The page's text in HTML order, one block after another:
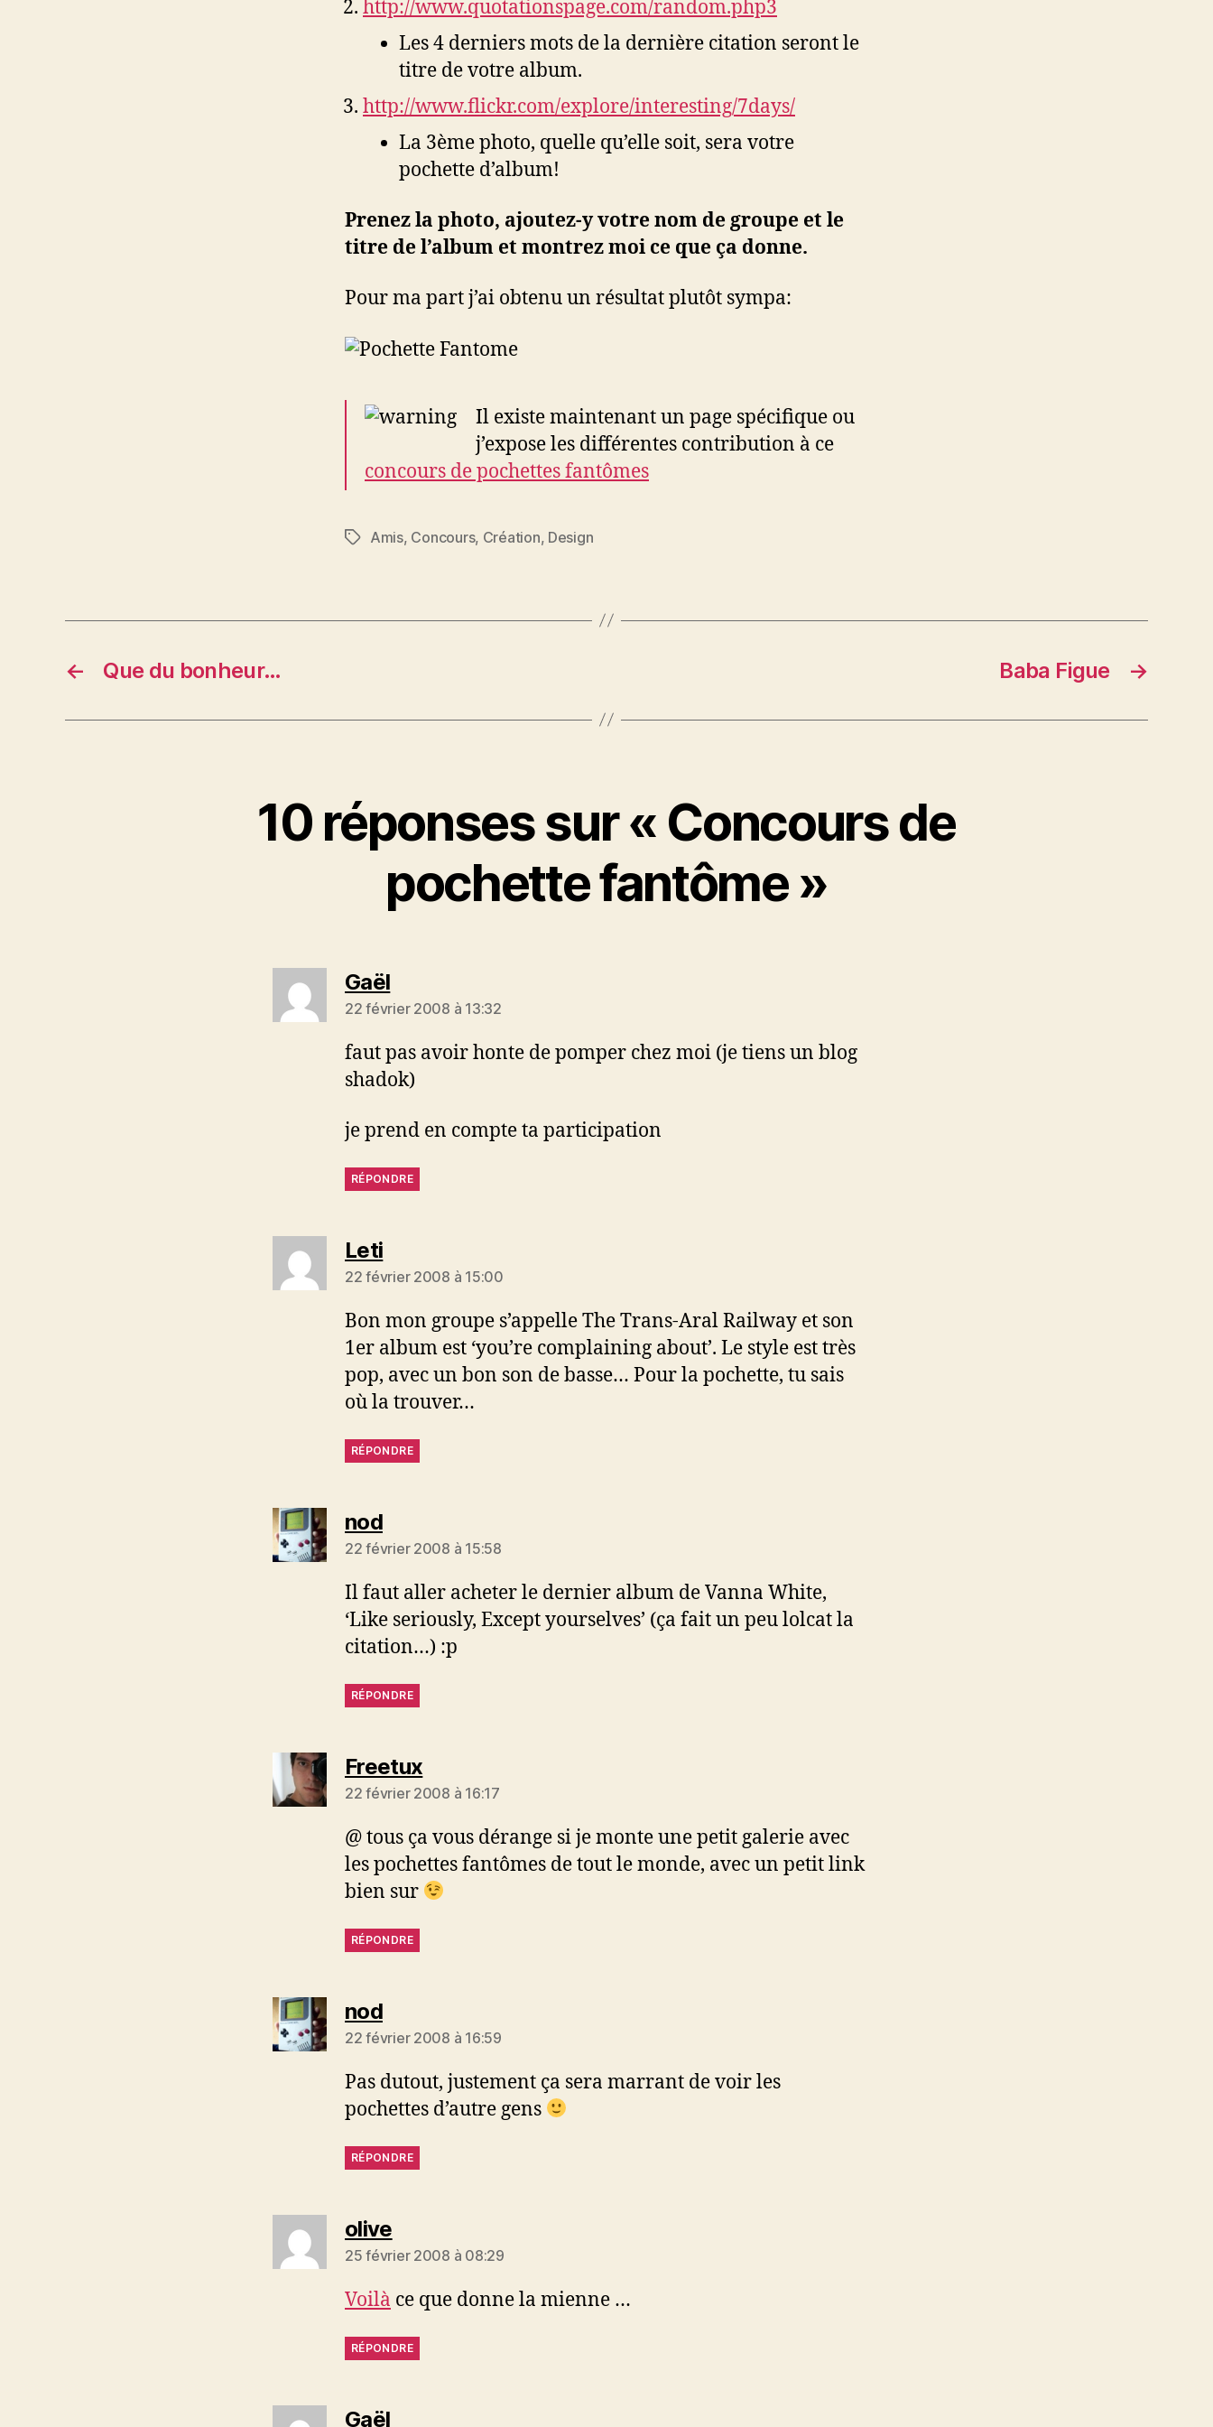
http://www.quotationspage.com/random.php3
Les 4 derniers mots de la dernière citation seront le
titre de votre album.
http://www.flickr.com/explore/interesting/7days/
La 3ème photo, quelle qu’elle soit, sera votre
pochette d’album!
Prenez la photo, ajoutez-y votre nom de groupe et le
titre de l’album et montrez moi ce que ça donne.
Pour ma part j’ai obtenu un résultat plutôt sympa:
Il existe maintenant un page spécifique ou
j’expose les différentes contribution à ce
concours de pochettes fantômes
Étiquettes
Amis, Concours, Création, Design
← Que du bonheur… →
Baba Figue
10 réponses sur « Concours de
pochette fantôme »
Gaëldit :
22 février 2008 à 13:32
faut pas avoir honte de pomper chez moi (je tiens un blog
shadok)
je prend en compte ta participation
RÉPONDRE
Letidit :
22 février 2008 à 15:00
Bon mon groupe s’appelle The Trans-Aral Railway et son
1er album est ‘you’re complaining about’. Le style est très
pop, avec un bon son de basse… Pour la pochette, tu sais
où la trouver…
RÉPONDRE
noddit :
22 février 2008 à 15:58
Il faut aller acheter le dernier album de Vanna White,
‘Like seriously, Except yourselves’ (ça fait un peu lolcat la
citation…) :p
RÉPONDRE
Freetuxdit :
22 février 2008 à 16:17
@ tous ça vous dérange si je monte une petit galerie avec
les pochettes fantômes de tout le monde, avec un petit link
bien sur
RÉPONDRE
noddit :
22 février 2008 à 16:59
Pas dutout, justement ça sera marrant de voir les
pochettes d’autre gens
RÉPONDRE
olivedit :
25 février 2008 à 08:29
Voilà ce que donne la mienne …
RÉPONDRE
Gaëldit :